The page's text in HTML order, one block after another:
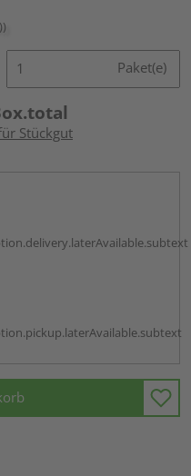
Paket(e)
Stückgut